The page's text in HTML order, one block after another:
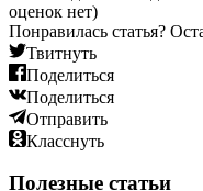
оценок нет)
Понравилась статья?
Твитнуть
Поделиться
Поделиться
Отправить
Класснуть
Полезные статьи